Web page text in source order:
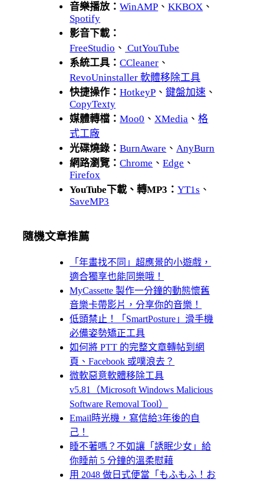
音樂播放：WinAMP 、KKBOX 、
Spotify
影音下載：
FreeStudio 、 CutYouTube
系統工具：CCleaner 、
RevoUninstaller 軟體移除工具
快捷操作：HotkeyP 、鍵盤加速 、
CopyTexty
媒體轉檔：Moo0 、 XMedia 、格
式工廠
光碟燒錄：BurnAware 、 AnyBurn
網路瀏覽：Chrome 、Edge 、
Firefox
YouTube下載、轉MP3：YT1s 、
SaveMP3
隨機文章推薦
「年畫找不同」超應景的小遊戲，
適合獨享也能同樂哦！
MyCassette 製作一分鐘的動態懷舊
音樂卡帶影片，分享你的音樂！
低頭禁止！「SmartPosture」滑手機
必備姿勢矯正工具
如何將 PTT 的完整文章轉帖到網
頁、Facebook 或噗浪去？
微軟惡意軟體移除工具
v5.81（Microsoft Windows Malicious
Software Removal Tool）
Email時光機，寫信給3年後的自
己！
睡不著嗎？不如讓「誘眠少女」給
你睡前 5 分鐘的溫柔慰藉
用 2048 做日式便當「もふもふ！お